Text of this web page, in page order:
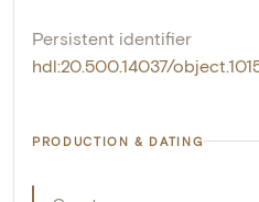
Persistent identifier
hdl:20.500.14037/
PRODUCTION & DATING